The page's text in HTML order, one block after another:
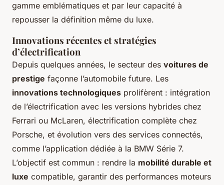
gamme emblématiques et par leur capacité à
repousser la définition même du luxe.
Innovations récentes et stratégies
d’électrification
Depuis quelques années, le secteur des voitures de
prestige façonne l’automobile future. Les
innovations technologiques prolifèrent : intégration
de l’électrification avec les versions hybrides chez
Ferrari ou McLaren, électrification complète chez
Porsche, et évolution vers des services connectés,
comme l’application dédiée à la BMW Série 7.
L’objectif est commun : rendre la mobilité durable et
luxe compatible, garantir des performances moteurs